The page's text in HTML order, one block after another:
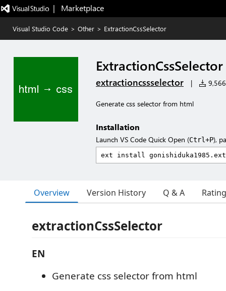
|   Marketplace
Visual Studio Code > Other > ExtractionCssSelector
ExtractionCssSelector
extractioncssselector |
Generate css selector from html
Installation
Launch VS Code Quick Open (Ctrl+P),
Overview Version History Q & A
extractionCssSelector
EN
Generate css selector from html